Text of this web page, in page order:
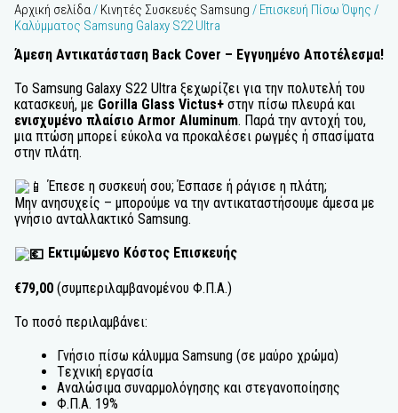
Αρχική σελίδα/ Κινητές Συσκευές Samsung / Επισκευή Πίσω Όψης /
Καλύμματος Samsung Galaxy S22 Ultra
Άμεση Αντικατάσταση Back Cover – Εγγυημένο Αποτέλεσμα!
Το Samsung Galaxy S22 Ultra ξεχωρίζει για την πολυτελή του
κατασκευή, με Gorilla Glass Victus+ στην πίσω πλευρά και
ενισχυμένο πλαίσιο Armor Aluminum. Παρά την αντοχή του,
μια πτώση μπορεί εύκολα να προκαλέσει ρωγμές ή σπασίματα
στην πλάτη.
Έπεσε η συσκευή σου; Έσπασε ή ράγισε η πλάτη;
Μην ανησυχείς – μπορούμε να την αντικαταστήσουμε άμεσα με
γνήσιο ανταλλακτικό Samsung.
Εκτιμώμενο Κόστος Επισκευής
€79,00 (συμπεριλαμβανομένου Φ.Π.Α.)
Το ποσό περιλαμβάνει:
Γνήσιο πίσω κάλυμμα Samsung (σε μαύρο χρώμα)
Tεχνική εργασία
Αναλώσιμα συναρμολόγησης και στεγανοποίησης
Φ.Π.Α. 19%